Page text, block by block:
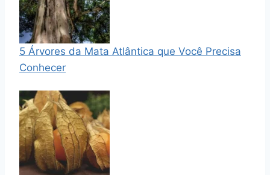
5 Árvores da Mata Atlântica que Você Precisa
Conhecer